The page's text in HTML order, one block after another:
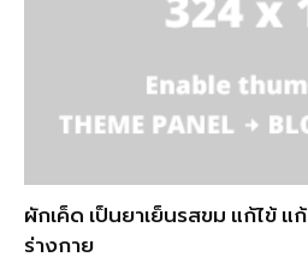
ผักเค็ด เป็นยาเย็นรสขม แก้ไข้
ร่างกาย